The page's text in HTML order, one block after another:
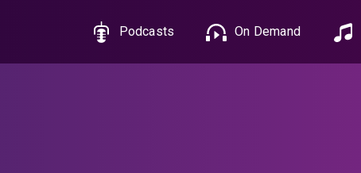
Podcasts On Demand